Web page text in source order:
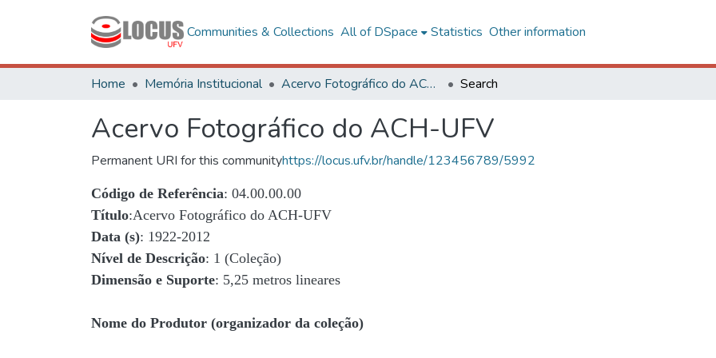
Communities & Collections All of DSpace Statistics Other information
Home Memória Institucional Acervo Fotográfico do ACH-UFV Search
Acervo Fotográfico do ACH-UFV
Permanent URI for this communityhttps://locus.ufv.br/handle/123456789/5992
Código de Referência: 04.00.00.00
Título:Acervo Fotográfico do ACH-UFV
Data (s): 1922-2012
Nível de Descrição: 1 (Coleção)
Dimensão e Suporte: 5,25 metros lineares
Nome do Produtor (organizador da coleção)